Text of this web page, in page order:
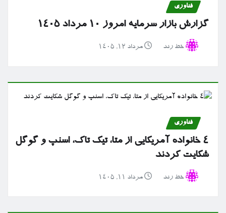
فناوری
گزارش بازار سرمایه امروز ۱۰ مرداد ۱۴۰۵
خط رند مرداد ۱۲, ۱۴۰۵
فناوری
۴ خانواده آمریکایی از متا، تیک تاک، اسنپ و گوگل
شکایت کردند
خط رند مرداد ۱۱, ۱۴۰۵